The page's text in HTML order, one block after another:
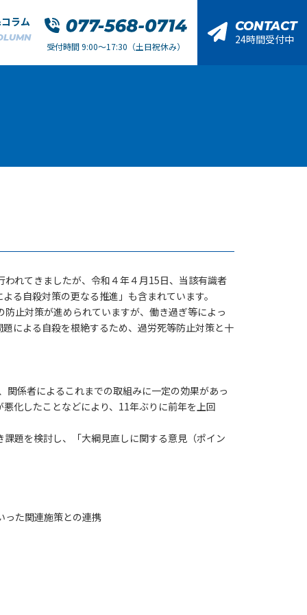
ラム
受付時間 9:00～17:30（土日祝休み）
CONTACT
24時間受付中
れてきましたが、令和４年４月15日、当該有識者
る自殺対策の更なる推進」も含まれています。
止対策が進められていますが、働き過ぎ等によっ
による自殺を根絶するため、過労死等防止対策と十
係者によるこれまでの取組みに一定の効果があっ
化したことなどにより、11年ぶりに前年を上回
題を検討し、「大綱見直しに関する意見（ポイン
った関連施策との連携